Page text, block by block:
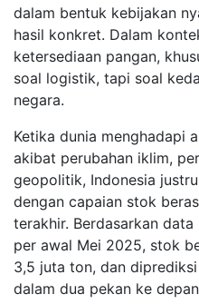
dalam bentuk kebijakan
hasil konkret. Dalam
ketersediaan pangan,
soal logistik, tapi soal
negara.
Ketika dunia menghadapi
akibat perubahan iklim,
geopolitik, Indonesia
dengan capaian stok
terakhir. Berdasarkan
per awal Mei 2025, stok
3,5 juta ton, dan
dalam dua pekan ke